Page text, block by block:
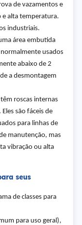
de vazamentos e
e alta temperatura.
industriais.
área embutida
normalmente usados
abaixo de 2
a desmontagem
roscas internas
são fáceis de
para linhas de
manutenção, mas
vibração ou alta
seus
de classes para
para uso geral),